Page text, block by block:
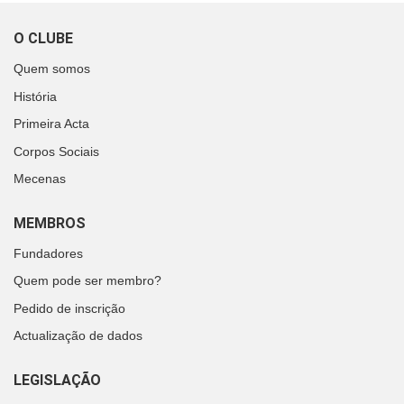
O CLUBE
Quem somos
História
Primeira Acta
Corpos Sociais
Mecenas
MEMBROS
Fundadores
Quem pode ser membro?
Pedido de inscrição
Actualização de dados
LEGISLAÇÃO